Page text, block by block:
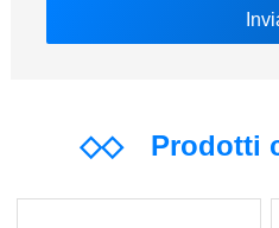
◇◇Prodotti